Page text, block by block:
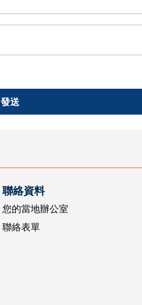
發送
聯絡資料
您的當地辦公室
聯絡表單